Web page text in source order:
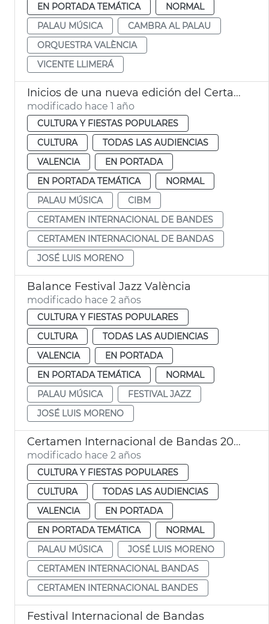
EN PORTADA TEMÁTICA
NORMAL
PALAU MÚSICA
CAMBRA AL PALAU
ORQUESTRA VALÈNCIA
VICENTE LLIMERÁ
Inicios de una nueva edición del Certamen Internacional de Bandas de Música de València
modificado hace 1 año
CULTURA Y FIESTAS POPULARES
CULTURA
TODAS LAS AUDIENCIAS
VALENCIA
EN PORTADA
EN PORTADA TEMÁTICA
NORMAL
PALAU MÚSICA
CIBM
CERTAMEN INTERNACIONAL DE BANDES
CERTAMEN INTERNACIONAL DE BANDAS
JOSÉ LUIS MORENO
Balance Festival Jazz València
modificado hace 2 años
CULTURA Y FIESTAS POPULARES
CULTURA
TODAS LAS AUDIENCIAS
VALENCIA
EN PORTADA
EN PORTADA TEMÁTICA
NORMAL
PALAU MÚSICA
FESTIVAL JAZZ
JOSÉ LUIS MORENO
Certamen Internacional de Bandas 2024
modificado hace 2 años
CULTURA Y FIESTAS POPULARES
CULTURA
TODAS LAS AUDIENCIAS
VALENCIA
EN PORTADA
EN PORTADA TEMÁTICA
NORMAL
PALAU MÚSICA
JOSÉ LUIS MORENO
CERTAMEN INTERNACIONAL BANDAS
CERTAMEN INTERNACIONAL BANDES
Festival Internacional de Bandas